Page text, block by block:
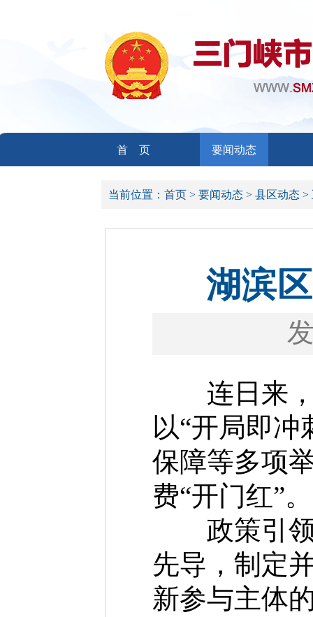
首 页 要闻动态
当前位置： 首页 > 要闻动态 > 县区动态 >
湖滨
连日来，
以“开局即
保障等多项
费“开门红”。
政策引领,
先导，制定
新参与主体